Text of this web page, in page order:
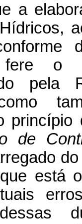
a
o
pela
princípio
de
está